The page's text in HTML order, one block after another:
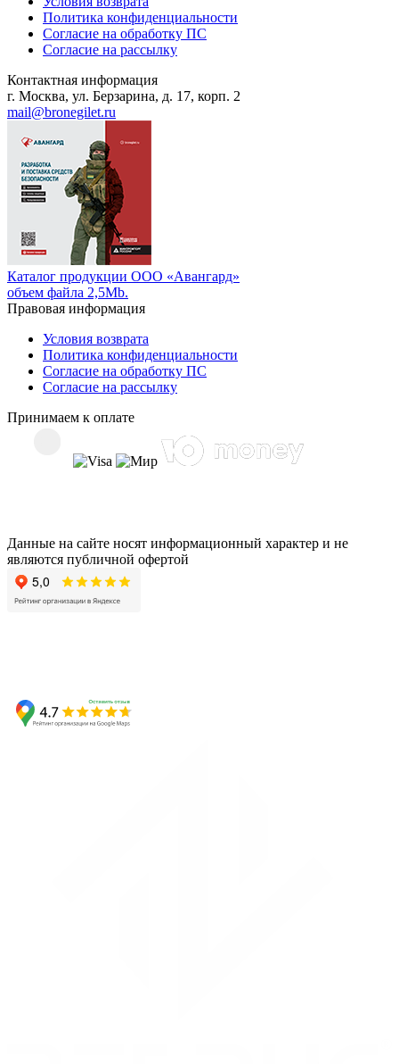
Политика конфиденциальности
Согласие на обработку ПС
Согласие на рассылку
Контактная информация
г. Москва, ул. Берзарина, д. 17, корп. 2
mail@bronegilet.ru
Каталог продукции ООО «Авангард»
объем файла 2,5Mb.
Правовая информация
Условия возврата
Политика конфиденциальности
Согласие на обработку ПС
Согласие на рассылку
Принимаем к оплате
Данные на сайте носят информационный характер и не
являются публичной офертой